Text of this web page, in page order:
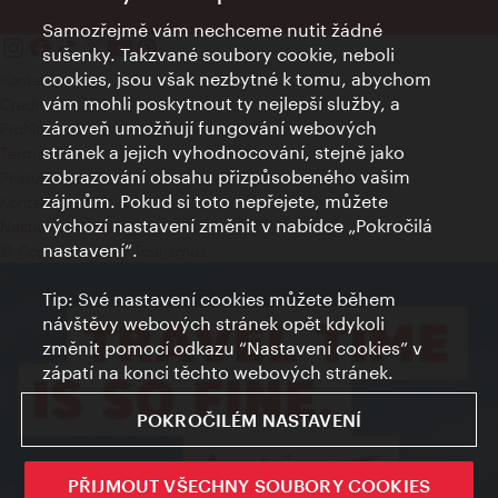
Kontakty
Credits
Prohlášení o ochraně osobních údajů
Terms of Use
Přístupnost
Kontakt pro tisk
Nastavení cookies
© Copyright Wien Tourismus
Samozřejmě vám nechceme nutit žádné
sušenky. Takzvané soubory cookie, neboli
cookies, jsou však nezbytné k tomu, abychom
vám mohli poskytnout ty nejlepší služby, a
zároveň umožňují fungování webových
stránek a jejich vyhodnocování, stejně jako
zobrazování obsahu přizpůsobeného vašim
zájmům. Pokud si toto nepřejete, můžete
výchozí nastavení změnit v nabídce „Pokročilá
nastavení“.
Tip: Své nastavení cookies můžete během
návštěvy webových stránek opět kdykoli
změnit pomocí odkazu “Nastavení cookies” v
zápatí na konci těchto webových stránek.
POKROČILÉM NASTAVENÍ
PŘIJMOUT VŠECHNY SOUBORY COOKIES